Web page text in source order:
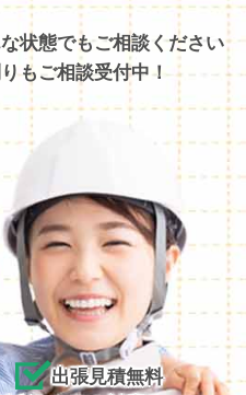
状態でもご相談ください
もご相談受付中！
出張見積無料